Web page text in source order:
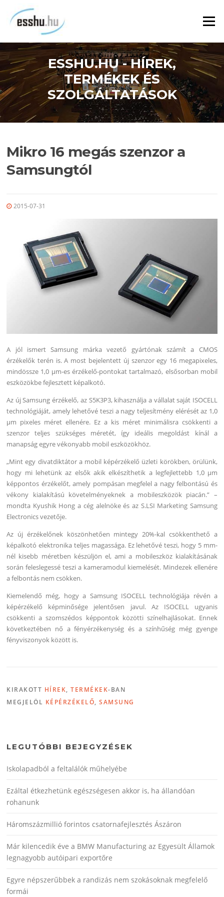
tartalomra
Menü
ESSHU.HU - HÍREK,
TERMÉKEK ÉS
SZOLGÁLTATÁSOK
Mikro 16 megás szenzor a
Samsungtól
2015-07-31
A jól ismert Samsung márka vezető gyártónak számít a CMOS
érzékelők terén is. A most bejelentett új szenzor egy 16 megapixeles,
mindössze 1,0 μm-es érzékelő-pontokat tartalmazó, elsősorban mobil
eszközökbe fejlesztett képalkotó.
Az új Samsung érzékelő, az S5K3P3, kihasználja a vállalat saját ISOCELL
technológiáját, amely lehetővé teszi a nagy teljesítmény elérését az 1,0
μm pixeles méret ellenére. Ez a kis méret minimálisra csökkenti a
szenzor teljes szükséges méretét, így ideális megoldást kínál a
manapság egyre vékonyabb mobil eszközökhöz.
„Mint egy divatdiktátor a mobil képérzékelő üzleti körökben, örülünk,
hogy mi lehetünk az elsők akik elkészíthetik a legfejlettebb 1,0 μm
képpontos érzékelőt, amely pompásan megfelel a nagy felbontású és
vékony kialakítású követelményeknek a mobileszközök piacán.” –
mondta Kyushik Hong a cég alelnöke és az S.LSI Marketing Samsung
Electronics vezetője.
Az új érzékelőnek köszönhetően mintegy 20%-kal csökkenthető a
képalkotó elektronika teljes magassága. Ez lehetővé teszi, hogy 5 mm-
nél kisebb méretben készüljön el, ami a mobileszköz kialakításának
során feleslegessé teszi a kameramodul kiemelését. Mindezek ellenére
a felbontás nem csökken.
Kiemelendő még, hogy a Samsung ISOCELL technológiája révén a
képérzékelő képminősége jelentősen javul. Az ISOCELL ugyanis
csökkenti a szomszédos képpontok közötti színelhajlásokat. Ennek
következtében nő a fényérzékenység és a színhűség még gyenge
fényviszonyok között is.
KIRAKOTT HÍREK,TERMÉKEK-BAN
MEGJELÖL KÉPÉRZÉKELŐ,SAMSUNG
LEGUTÓBBI BEJEGYZÉSEK
Iskolapadból a feltalálók műhelyébe
Ezáltal étkezhetünk egészségesen akkor is, ha állandóan
rohanunk
Háromszázmillió forintos csatornafejlesztés Ászáron
Már kilencedik éve a BMW Manufacturing az Egyesült Államok
legnagyobb autóipari exportőre
Egyre népszerűbbek a randizás nem szokásoknak megfelelő
formái